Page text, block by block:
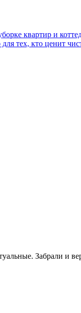
квартир и
тех, кто ценит
Забрали и